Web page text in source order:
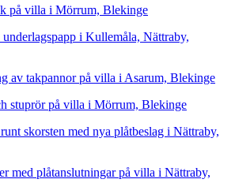
på villa i Mörrum, Blekinge
i Kullemåla, Nättraby,
av takpannor på villa i Asarum, Blekinge
stuprör på villa i Mörrum, Blekinge
skorsten med nya plåtbeslag i Nättraby,
med plåtanslutningar på villa i Nättraby,